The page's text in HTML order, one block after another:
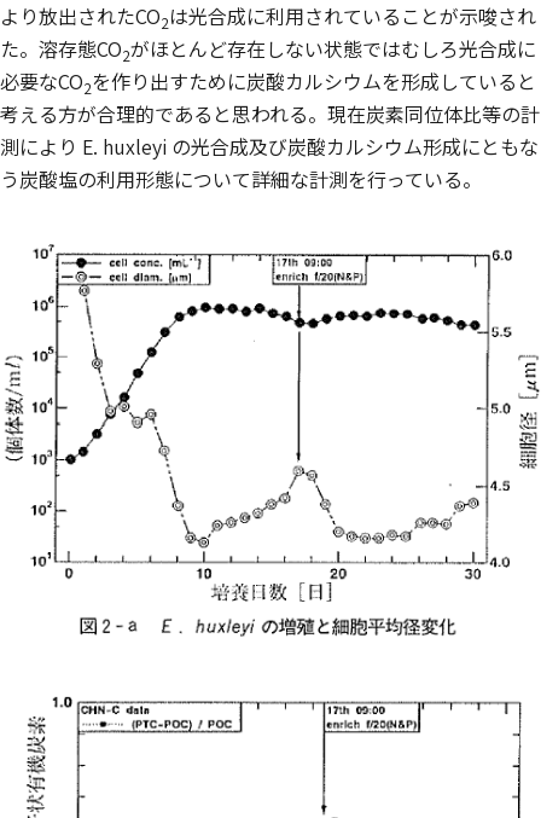
より放出されたCO2は光合成に利用されていることが示唆され
た。溶存態CO2がほとんど存在しない状態ではむしろ光合成に
必要なCO2を作り出すために炭酸カルシウムを形成していると
考える方が合理的であると思われる。現在炭素同位体比等の計
測により E. huxleyi の光合成及び炭酸カルシウム形成にともな
う炭酸塩の利用形態について詳細な計測を行っている。